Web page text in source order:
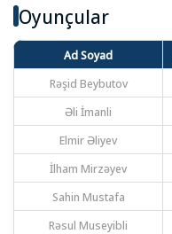
Oyunçular
Ad Soyad
Rəşid Beybutov
Əli İmanli
Elmir Əliyev
İlham Mirzəyev
Sahin Mustafa
Rəsul Museyibli